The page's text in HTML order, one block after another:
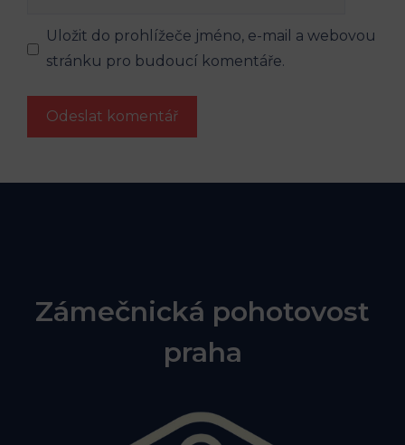
Uložit do prohlížeče jméno, e-mail a webovou
stránku pro budoucí komentáře.
Zámečnická pohotovost
praha